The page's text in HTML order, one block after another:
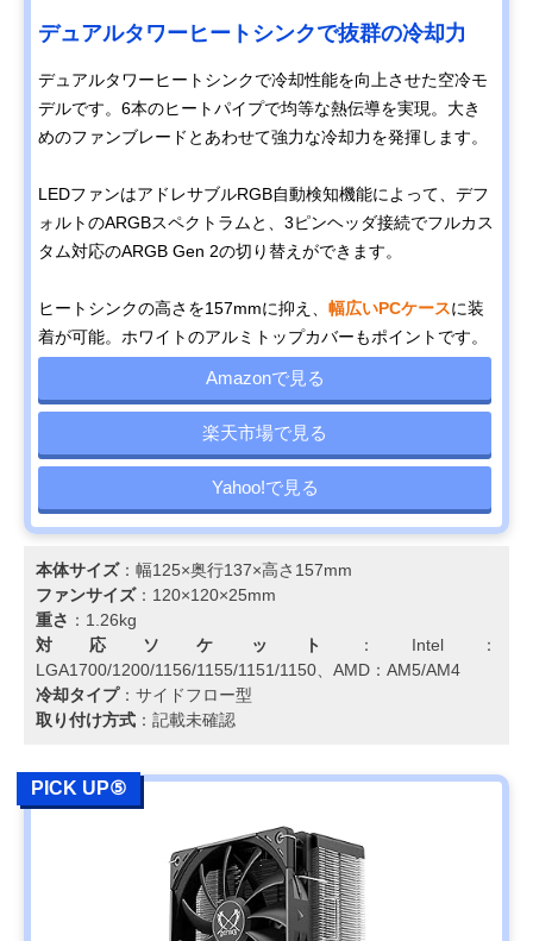
デュアルタワーヒートシンクで抜群の冷却力
デュアルタワーヒートシンクで冷却性能を向上させた空冷モ
デルです。6本のヒートパイプで均等な熱伝導を実現。大き
めのファンブレードとあわせて強力な冷却力を発揮します。
LEDファンはアドレサブルRGB自動検知機能によって、デフ
ォルトのARGBスペクトラムと、3ピンヘッダ接続でフルカス
タム対応のARGB Gen 2の切り替えができます。
ヒートシンクの高さを157mmに抑え、 幅広いPCケースに装
着が可能。ホワイトのアルミトップカバーもポイントです。
Amazonで見る
楽天市場で見る
Yahoo!で見る
本体サイズ：幅125×奥行137×高さ157mm
ファンサイズ：120×120×25mm
重さ ：1.26kg
対応ソケット
：Intel：
LGA1700/1200/1156/1155/1151/1150、AMD：AM5/AM4
冷却タイプ：サイドフロー型
取り付け方式 ：記載未確認
PICK UP⑤